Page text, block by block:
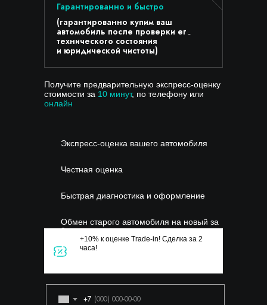
Гарантированно и быстро
(гарантированно купим ваш
автомобиль после проверки его
технического состояния
и юридической чистоты)
+7
+10% к оценке Trade-in! Сделка за 2
часа!
Получите предварительную экспресс-оценку
стоимости за 10 минут, по телефону или
онлайн
Экспресс-оценка вашего автомобиля
Честная оценка
Быстрая диагностика и оформление
Обмен старого автомобиля на новый за
2 часа